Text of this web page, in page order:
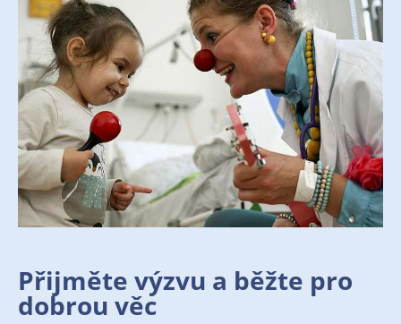
Přijměte výzvu a běžte pro
dobrou věc